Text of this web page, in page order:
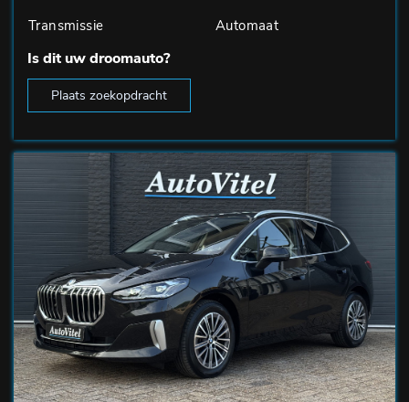
Transmissie
Automaat
Is dit uw droomauto?
Plaats zoekopdracht